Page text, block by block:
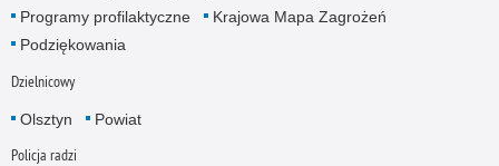
Programy profilaktyczne
Krajowa Mapa Zagrożeń
Podziękowania
Dzielnicowy
Olsztyn Powiat
Policja radzi